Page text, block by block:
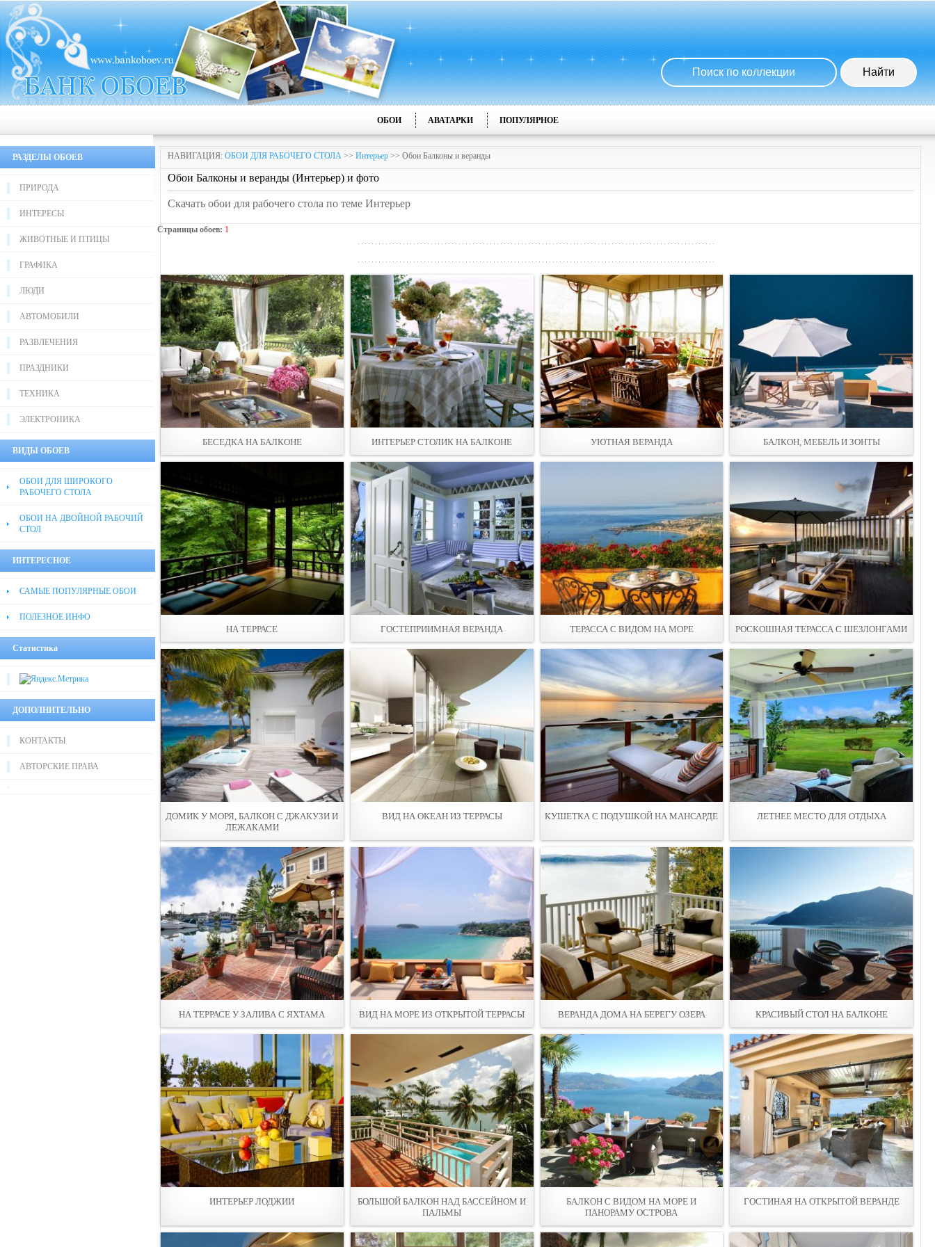
ОБОИ АВАТАРКИ ПОПУЛЯРНОЕ
РАЗДЕЛЫ ОБОЕВ
ПРИРОДА
ИНТЕРЕСЫ
ЖИВОТНЫЕ И ПТИЦЫ
ГРАФИКА
ЛЮДИ
АВТОМОБИЛИ
РАЗВЛЕЧЕНИЯ
ПРАЗДНИКИ
ТЕХНИКА
ЭЛЕКТРОНИКА
ВИДЫ ОБОЕВ
ОБОИ ДЛЯ ШИРОКОГО
РАБОЧЕГО СТОЛА
ОБОИ НА ДВОЙНОЙ РАБОЧИЙ
СТОЛ
ИНТЕРЕСНОЕ
САМЫЕ ПОПУЛЯРНЫЕ ОБОИ
ПОЛЕЗНОЕ ИНФО
Статистика
ДОПОЛНИТЕЛЬНО
КОНТАКТЫ
АВТОРСКИЕ ПРАВА
НАВИГАЦИЯ: ОБОИ ДЛЯ РАБОЧЕГО СТОЛА >> Интерьер >> Обои Балконы и веранды
Обои Балконы и веранды (Интерьер) и фото
Скачать обои для рабочего стола по теме Интерьер
Страницы обоев: 1
БЕСЕДКА НА БАЛКОНЕ ИНТЕРЬЕР СТОЛИК НА БАЛКОНЕ УЮТНАЯ ВЕРАНДА БАЛКОН, МЕБЕЛЬ И ЗОНТЫ
НА ТЕРРАСЕ ГОСТЕПРИИМНАЯ ВЕРАНДА ТЕРАССА С ВИДОМ НА МОРЕ РОСКОШНАЯ ТЕРАССА С ШЕЗЛОНГАМИ
ДОМИК У МОРЯ, БАЛКОН С ДЖАКУЗИ И
ЛЕЖАКАМИ
ВИД НА ОКЕАН ИЗ ТЕРРАСЫ КУШЕТКА С ПОДУШКОЙ НА МАНСАРДЕ ЛЕТНЕЕ МЕСТО ДЛЯ ОТДЫХА
НА ТЕРРАСЕ У ЗАЛИВА С ЯХТАМА ВИД НА МОРЕ ИЗ ОТКРЫТОЙ ТЕРРАСЫ ВЕРАНДА ДОМА НА БЕРЕГУ ОЗЕРА КРАСИВЫЙ СТОЛ НА БАЛКОНЕ
ИНТЕРЬЕР ЛОДЖИИ
БОЛЬШОЙ БАЛКОН НАД БАССЕЙНОМ И
ПАЛЬМЫ
БАЛКОН С ВИДОМ НА МОРЕ И
ПАНОРАМУ ОСТРОВА
ГОСТИНАЯ НА ОТКРЫТОЙ ВЕРАНДЕ